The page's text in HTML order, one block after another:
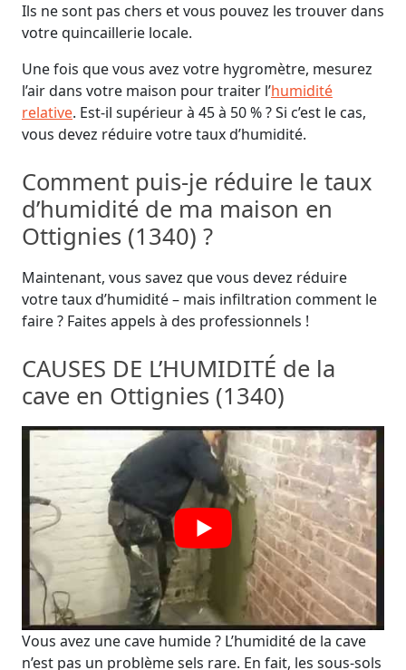
Ils ne sont pas chers et vous pouvez les trouver dans
votre quincaillerie locale.
Une fois que vous avez votre hygromètre, mesurez
l’air dans votre maison pour traiter l’humidité
relative. Est-il supérieur à 45 à 50 % ? Si c’est le cas,
vous devez réduire votre taux d’humidité.
Comment puis-je réduire le taux
d’humidité de ma maison en
Ottignies (1340) ?
Maintenant, vous savez que vous devez réduire
votre taux d’humidité – mais infiltration comment le
faire ? Faites appels à des professionnels !
CAUSES DE L’HUMIDITÉ de la
cave en Ottignies (1340)
Vous avez une cave humide ? L’humidité de la cave
n’est pas un problème sels rare. En fait, les sous-sols